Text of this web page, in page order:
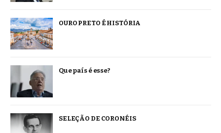
OURO PRETO É HISTÓRIA
Que país é esse?
SELEÇÃO DE CORONÉIS